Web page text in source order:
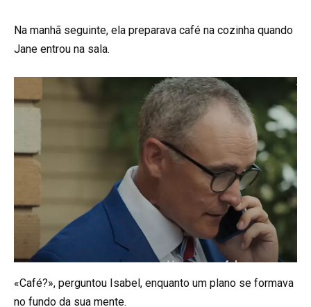
Na manhã seguinte, ela preparava café na cozinha quando
Jane entrou na sala.
«Café?», perguntou Isabel, enquanto um plano se formava
no fundo da sua mente.